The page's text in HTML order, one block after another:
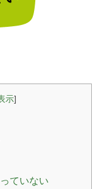
示]
ていない